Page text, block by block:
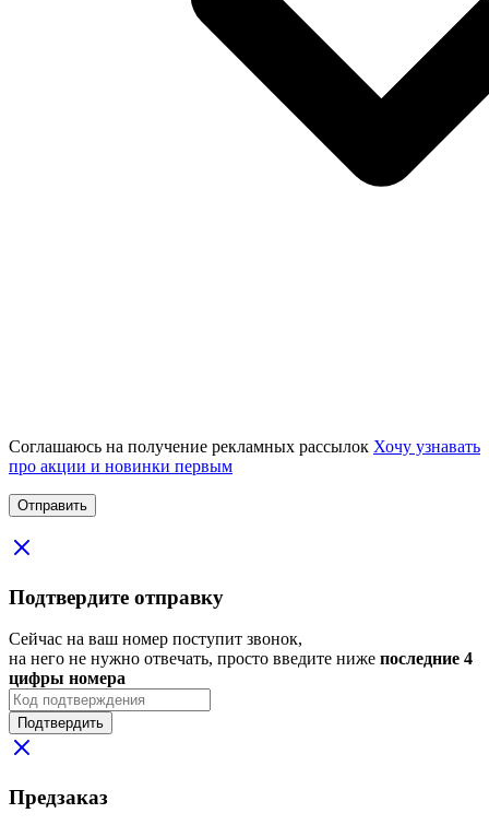
Соглашаюсь на получение рекламных рассылок Хочу узнавать
про акции и новинки первым
Подтвердите отправку
Сейчас на ваш номер поступит звонок,
на него не нужно отвечать, просто введите ниже последние 4
цифры номера
Подтвердить
Предзаказ